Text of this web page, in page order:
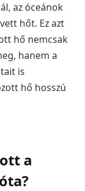
az óceánok
hőt. Ez azt
hő nemcsak
hanem a
is
hő hosszú
a